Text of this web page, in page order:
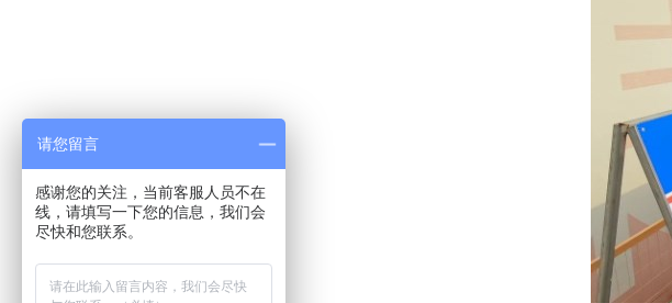
请您留言
感谢您的关注，当前客服人员不在
线，请填写一下您的信息，我们会
尽快和您联系。